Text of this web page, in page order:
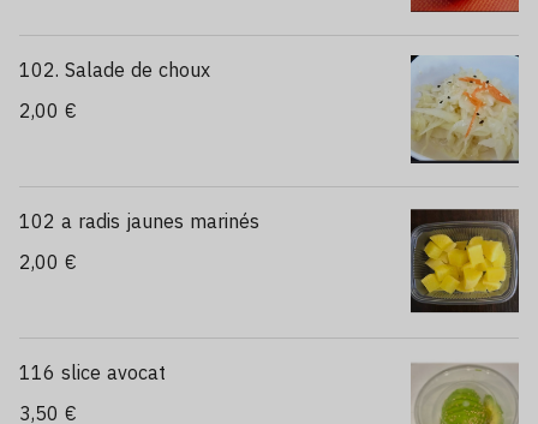
Boeuf fromage
Saumon grillé
Tempura crevette 2 pièces
Gyoza 3 pièces
Betteraves
Gingembre mariné
Radis jaunes
Tomate cerise
102. Salade de choux
2,00 €
102 a radis jaunes marinés
2,00 €
116 slice avocat
3,50 €